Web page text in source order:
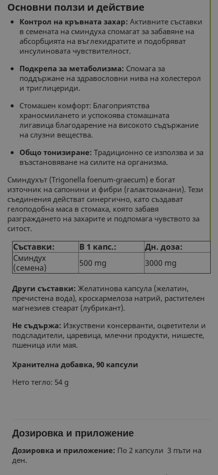
Основни ползи и действие
Контрол на кръвната захар: Активните съставки
в семената на сминдуха спомагат за забавяне на
абсорбцията на въглехидратите и подобряват
инсулиновата чувствителност.
Подкрепа за метаболизма: Спомага за
поддържане на здравословни нива на холестерол
и триглицериди.
Стомашен комфорт: Благоприятства
храносмилането и успокоява стомашната
лигавица благодарение на високото съдържание
на слузни вещества.
Общо тонизиране: Традиционно се използва и за
възстановяване на силите на организма.
Сминдухът (Trigonella foenum-graecum) е богат
източник на сапонини и фибри (галактоманани). Тези
съединения действат синергично, като създават
гелоподобна маса в стомаха, която забавя
разграждането на захарите и подпомага чувството за
ситост.
Съставки: В 1 капс.:
Дн. доза:
Сминдух
(семена)
500 mg 3000 mg
Други съставки: Желатинова капсула (желатин,
пречистена вода), кроскармелоза натрий, растителен
магнезиев стеарат (лубрикант).
Не съдържа: Изкуствени консерванти, оцветители и
подсладители, царевица, млечни продукти, нишесте,
пшеница или мая.
Хранителна добавка, 90 капсули
Нето тегло: 54 g
Дозировка и приложение
Дозировка и приложение: По 2 капсули 3 пъти на
ден.